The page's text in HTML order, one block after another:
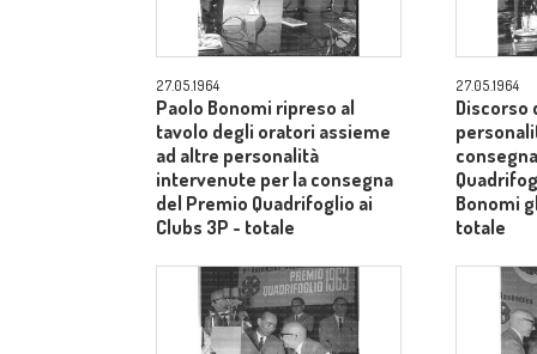
27.05.1964
Paolo Bonomi ripreso al
tavolo degli oratori assieme
ad altre personalità
intervenute per la consegna
del Premio Quadrifoglio ai
Clubs 3P - totale
27.05.1964
Discorso
Bonomi
totale